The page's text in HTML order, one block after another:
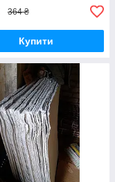
364 ₴
Купити